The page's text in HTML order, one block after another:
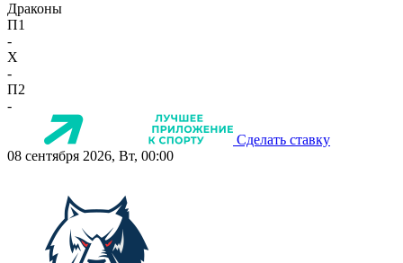
Драконы
П1
-
X
-
П2
-
Сделать ставку
08 сентября 2026, Вт, 00:00